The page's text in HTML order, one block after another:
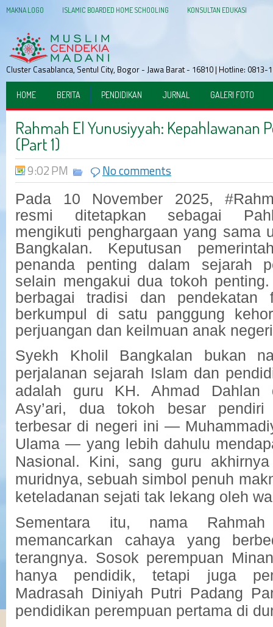
MAKNA LOGO ISLAMIC BOARDED HOME SCHOOLING KONSULTAN EDUKASI
Cluster Casablanca, Sentul City, Bogor - Jawa Barat - 16810 | Hotline:
HOME BERITA PENDIDIKAN JURNAL GALERI FOTO
Rahmah El Yunusiyyah: Kepahlawanan
(Part 1)
9:02 PM No comments
Pada 10 November 2025,
resmi ditetapkan sebagai
mengikuti penghargaan yang sama
Bangkalan. Keputusan
penanda penting dalam sejarah
selain mengakui dua tokoh
berbagai tradisi dan pendekatan
berkumpul di satu panggung
perjuangan dan keilmuan anak
Syekh Kholil Bangkalan bukan
perjalanan sejarah Islam dan
adalah guru KH. Ahmad Dahlan
Asy’ari, dua tokoh besar pendiri
terbesar di negeri ini —
Ulama — yang lebih dahulu
Nasional. Kini, sang guru
muridnya, sebuah simbol penuh
keteladanan sejati tak lekang oleh
Sementara itu, nama
memancarkan cahaya yang
terangnya. Sosok perempuan
hanya pendidik, tetapi juga
Madrasah Diniyah Putri Padang
pendidikan perempuan pertama di